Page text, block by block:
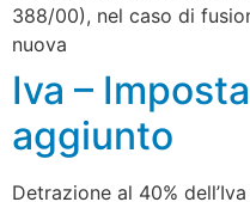
388/00), nel caso di
nuova
Iva –
aggiunto
Detrazione al 40%